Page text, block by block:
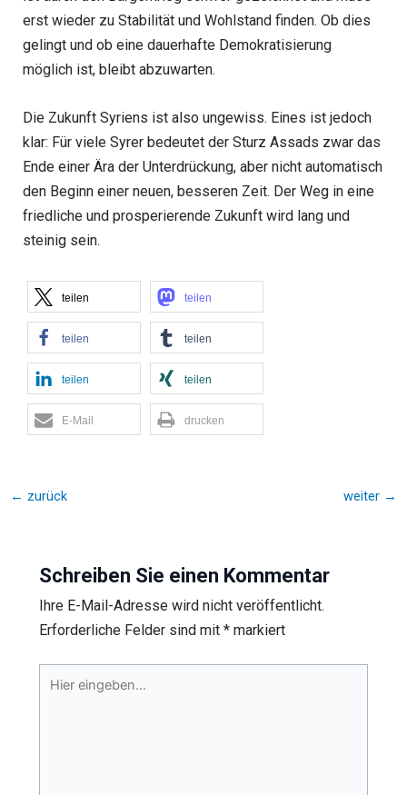
erst wieder zu Stabilität und Wohlstand finden. Ob dies
gelingt und ob eine dauerhafte Demokratisierung
möglich ist, bleibt abzuwarten.
Die Zukunft Syriens ist also ungewiss. Eines ist jedoch
klar: Für viele Syrer bedeutet der Sturz Assads zwar das
Ende einer Ära der Unterdrückung, aber nicht automatisch
den Beginn einer neuen, besseren Zeit. Der Weg in eine
friedliche und prosperierende Zukunft wird lang und
steinig sein.
teilen teilen
teilen teilen
teilen teilen
E-Mail drucken
← zurück weiter →
Schreiben Sie einen Kommentar
Ihre E-Mail-Adresse wird nicht veröffentlicht.
Erforderliche Felder sind mit *markiert